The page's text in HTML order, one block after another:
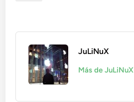
JuLiNuX
Más de JuLiNuX